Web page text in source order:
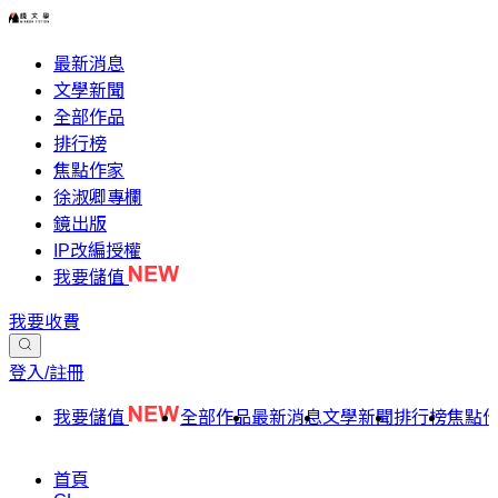
最新消息
文學新聞
全部作品
排行榜
焦點作家
徐淑卿專欄
鏡出版
IP改編授權
我要儲值
我要收費
登入/註冊
我要儲值 全部作品最新消息文學新聞排行榜焦點
首頁